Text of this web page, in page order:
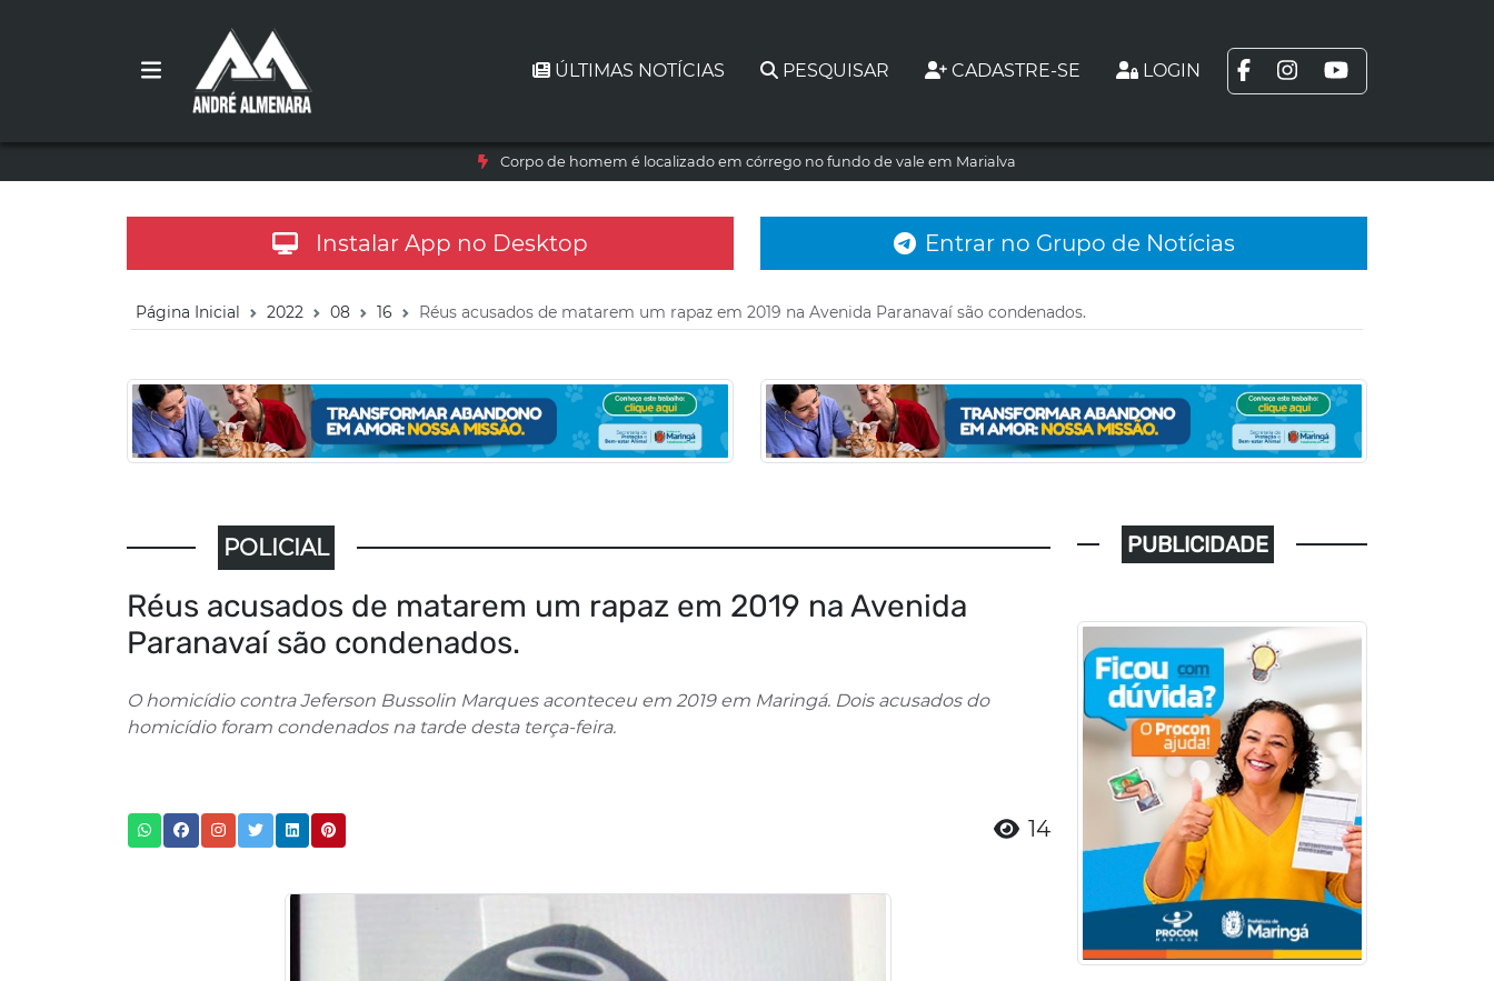
ÚLTIMAS NOTÍCIAS PESQUISAR CADASTRE-SE LOGIN
Corpo de homem é localizado em córrego no fundo de vale em Marialva
Instalar App no Desktop Entrar no Grupo de Notícias
Página Inicial 2022 08 16 Réus acusados de matarem um rapaz em 2019 na Avenida Paranavaí são condenados.
POLICIAL
Réus acusados de matarem um rapaz em 2019 na Avenida
Paranavaí são condenados.
O homicídio contra Jeferson Bussolin Marques aconteceu em 2019 em Maringá. Dois acusados do
homicídio foram condenados na tarde desta terça-feira.
14
PUBLICIDADE